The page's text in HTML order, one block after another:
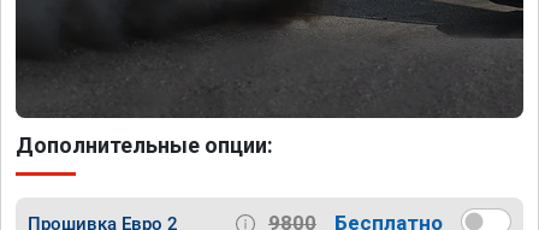
Дополнительные опции:
Прошивка Евро 2 9800 Бесплатно